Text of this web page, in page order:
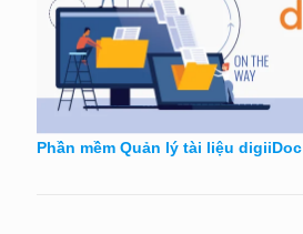
Phần mềm Quản lý tài liệu digiiDoc